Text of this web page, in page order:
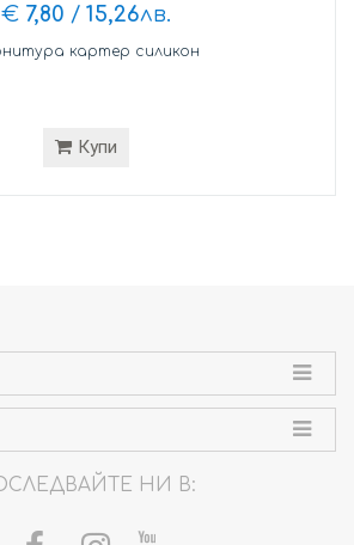
€ 7,80 / 15,26лв.
картер силикон
Купи
НИ В: